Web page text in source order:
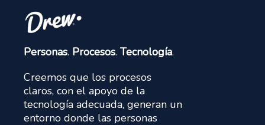
Personas. Procesos. Tecnología.
Creemos que los procesos
claros, con el apoyo de la
tecnología adecuada, generan un
entorno donde las personas